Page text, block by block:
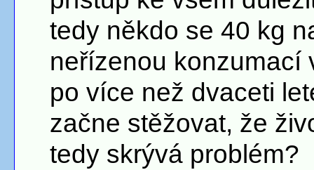
tedy někdo se 40 kg
neřízenou konzumací
po více než dvaceti
začne stěžovat, že
tedy skrývá problém?